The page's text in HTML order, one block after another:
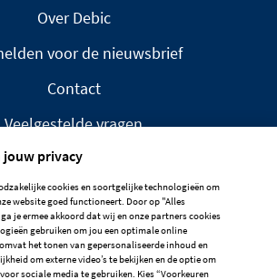
Over Debic
voor de nieuwsbrief
Contact
Veelgestelde vragen
DISCLAIMER
PRIVACYBELEID
COOKIEBELEID
jouw privacy
cookies en soortgelijke technologieën om
website goed functioneert. Door op "Alles
je ermee akkoord dat wij en onze partners cookies
gebruiken om jou een optimale online
het tonen van gepersonaliseerde inhoud en
om externe video’s te bekijken en de optie om
sociale media te gebruiken. Kies “Voorkeuren